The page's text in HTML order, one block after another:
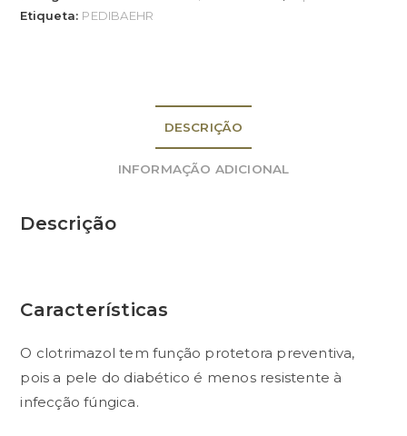
Etiqueta: PEDIBAEHR
DESCRIÇÃO
INFORMAÇÃO ADICIONAL
Descrição
Características
O clotrimazol tem função protetora preventiva,
pois a pele do diabético é menos resistente à
infecção fúngica.